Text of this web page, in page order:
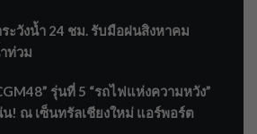
ระวังน้ำ 24 ชม. รับมือฝนสิงหาคม
ท่วม
รุ่นที่ 5 “รถไฟแห่งความหวัง”
! ณ เซ็นทรัลเชียงใหม่ แอร์พอร์ต